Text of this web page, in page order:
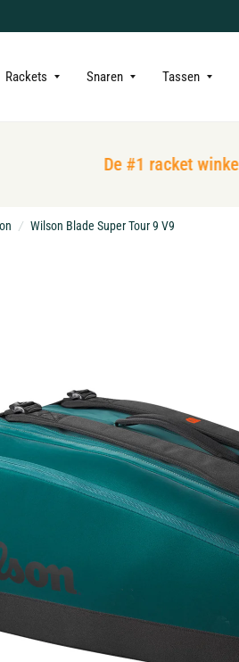
Rackets Snaren Tassen
De #1 racket winkel
/ Wilson Blade Super Tour 9 V9